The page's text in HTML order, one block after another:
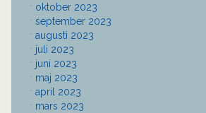
oktober 2023
september 2023
augusti 2023
juli 2023
juni 2023
maj 2023
april 2023
mars 2023